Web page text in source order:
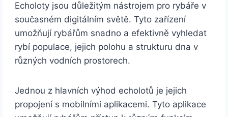
Echoloty jsou důležitým nástrojem pro rybáře v
současném digitálním světě. Tyto zařízení
umožňují rybářům snadno a efektivně vyhledat
rybí populace, jejich polohu a strukturu dna v
různých vodních prostorech.
Jednou z hlavních výhod echolotů je jejich
propojení s mobilními aplikacemi. Tyto aplikace